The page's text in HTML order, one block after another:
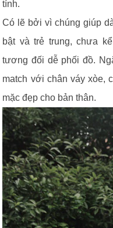
tính.
Có lẽ bởi vì chúng giúp
bật và trẻ trung, chưa
tương đối dễ phối đồ.
match với chân váy xòe,
mặc đẹp cho bản thân.